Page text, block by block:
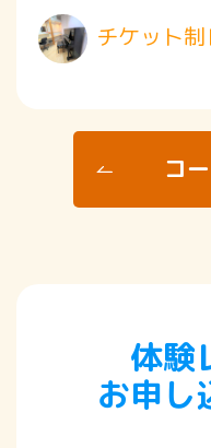
チケット
コ
体験
お申し